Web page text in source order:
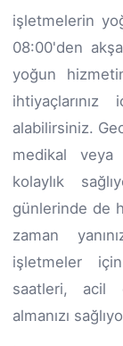
işletmelerin
08:00'den
yoğun
alabilirsiniz.
medikal
kolaylık
günlerinde de
zaman
işletmeler
saatleri, acil
almanızı